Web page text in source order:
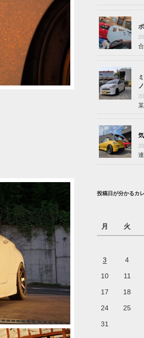
ノ
投稿日が分かるカ
月 火
3 4
10 11
17 18
24 25
31